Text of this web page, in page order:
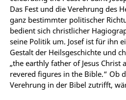
Das Fest und die Verehrung des
ganz bestimmter politischer
bedient sich christlicher
seine Politik um. Josef ist für ihn
Gestalt der Heilsgeschichte und
„the earthly father of Jesus Christ
revered figures in the Bible.“ Ob
Verehrung in der Bibel zutrifft,